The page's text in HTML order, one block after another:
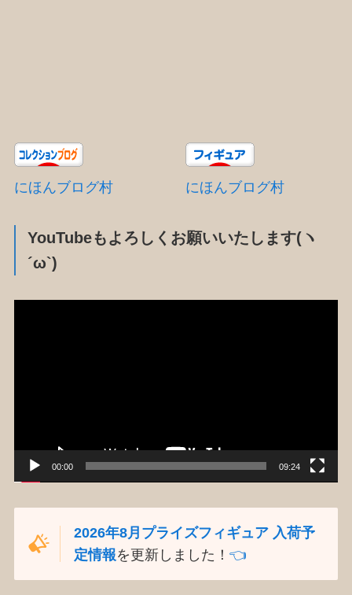
にほんブログ村 にほんブログ村
YouTubeもよろしくお願いいたします(ヽ
´ω`)
00:00 09:24
2026年8月プライズフィギュア 入荷予
定情報を更新しました！👈️